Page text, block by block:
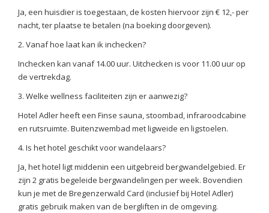
Ja, een huisdier is toegestaan, de kosten hiervoor zijn € 12,- per
nacht, ter plaatse te betalen (na boeking doorgeven).
2. Vanaf hoe laat kan ik inchecken?
Inchecken kan vanaf 14.00 uur. Uitchecken is voor 11.00 uur op
de vertrekdag.
3. Welke wellness faciliteiten zijn er aanwezig?
Hotel Adler heeft een Finse sauna, stoombad, infraroodcabine
en rutsruimte. Buitenzwembad met ligweide en ligstoelen.
4. Is het hotel geschikt voor wandelaars?
Ja, het hotel ligt middenin een uitgebreid bergwandelgebied. Er
zijn 2 gratis begeleide bergwandelingen per week. Bovendien
kun je met de Bregenzerwald Card (inclusief bij Hotel Adler)
gratis gebruik maken van de bergliften in de omgeving.